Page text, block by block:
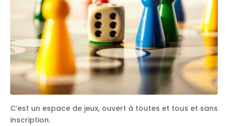
C’est un espace de jeux, ouvert à toutes et tous et sans
inscription.